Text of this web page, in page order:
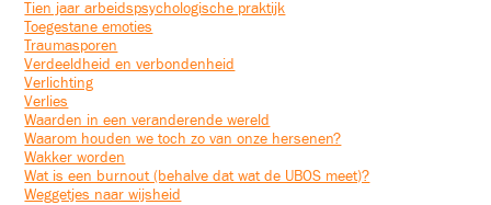
Tien jaar arbeidspsychologische praktijk
Toegestane emoties
Traumasporen
Verdeeldheid en verbondenheid
Verlichting
Verlies
Waarden in een veranderende wereld
Waarom houden we toch zo van onze hersenen?
Wakker worden
Wat is een burnout (behalve dat wat de UBOS meet)?
Weggetjes naar wijsheid